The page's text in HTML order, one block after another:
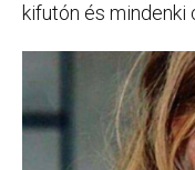
kifutón és mindenki